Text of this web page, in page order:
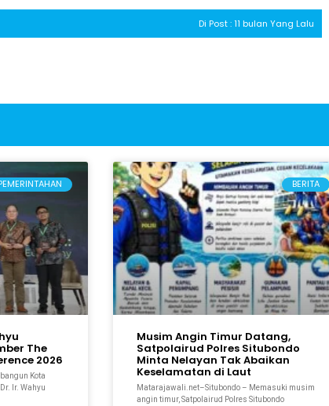
Di Post : 11 bulan Yang Lalu
The
2026
Kota
Ir. Wahyu
BERITA
Musim Angin Timur Datang,
Satpolairud Polres Situbondo
Minta Nelayan Tak Abaikan
Keselamatan di Laut
Matarajawali.net–Situbondo – Memasuki musim
angin timur, Satpolairud Polres Situbondo